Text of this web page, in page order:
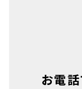
お電